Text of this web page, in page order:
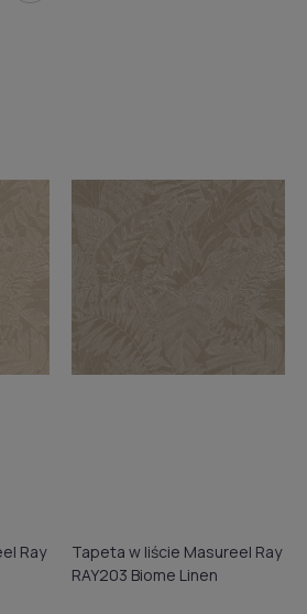
Ray
Tapeta w liście Masureel Ray
RAY203 Biome Linen